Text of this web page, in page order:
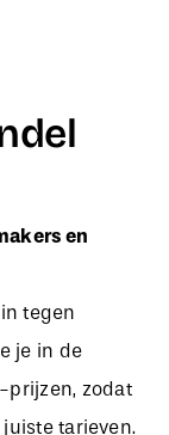
en
tegen
je in de
zodat
tarieven.